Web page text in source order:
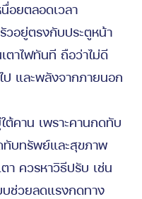
อยตลอดเวลา
วอยู่ตรงกับประตูหน้า
ตาไฟทันที ถือว่าไม่ดี
ป และพลังจากภายนอก
ต้คาน เพราะคานกดทับ
ทับทรัพย์และสุขภาพ
า ควรหาวิธีปรับ เช่น
บช่วยลดแรงกดทาง